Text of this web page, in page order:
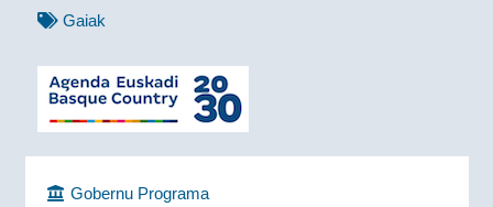
Gaiak
Gobernu Programa